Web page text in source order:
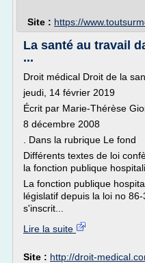
Site : https://
La santé au travail
...
Droit médical Droit de la
jeudi, 14 février 2019
Écrit par Marie-Thérèse
8 décembre 2008
. Dans la rubrique Le fond
Différents textes de loi
la fonction publique
La fonction publique
législatif depuis la loi no
s'inscrit...
Lire la suite
Site : http://droit-